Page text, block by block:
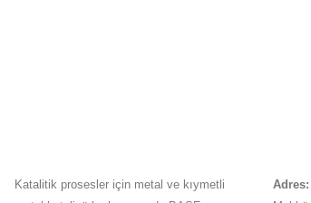
Katalitik prosesler için metal ve kıymetli
Adres: